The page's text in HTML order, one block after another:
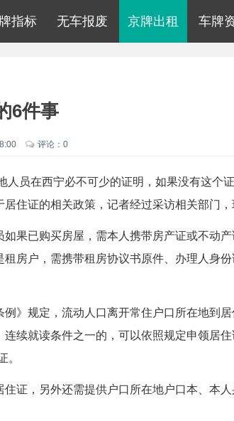
指标 无车报废 京牌出租 车牌
6件事
评论：0
员在西宁必不可少的证明，如果没有这个证
住证的相关政策，记者经过采访相关部门，
已购买房屋，需本人携带房产证或不动产
房户，需携带租房协议书原件、办理人身
规定，流动人口离开常住户口所在地到居
续就读条件之一的，可以依照规定申领居
。
，另外还需提供户口所在地户口本、本人